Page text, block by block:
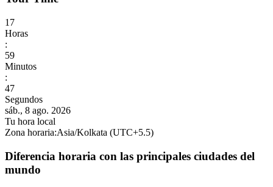
17
Horas
:
59
Minutos
:
49
Segundos
sáb., 8 ago. 2026
Tu hora local
Zona horaria:Asia/Kolkata (UTC+5.5)
Diferencia horaria con las principales ciudades del
mundo